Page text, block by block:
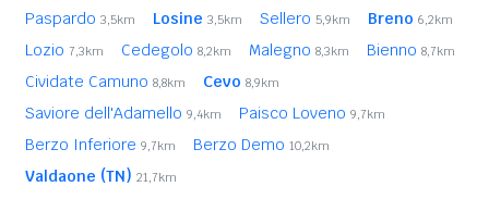
Paspardo 3,5km Losine 3,5km Sellero 5,9km Breno 6,2km
Lozio 7,3km Cedegolo 8,2km Malegno 8,3km Bienno 8,7km
Cividate Camuno 8,8km Cevo 8,9km
Saviore dell'Adamello 9,4km Paisco Loveno 9,7km
Berzo Inferiore 9,7km Berzo Demo 10,2km
Valdaone (TN) 21,7km